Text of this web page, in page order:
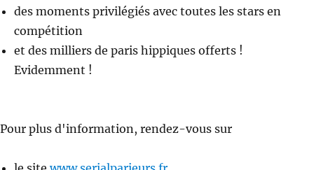
des moments privilégiés avec toutes les stars en
compétition
et des milliers de paris hippiques offerts !
Evidemment !
Pour plus d'information, rendez-vous sur